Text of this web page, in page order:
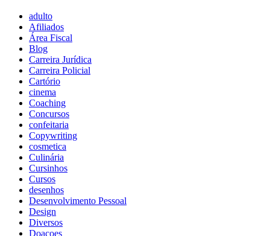
adulto
Afiliados
Área Fiscal
Blog
Carreira Jurídica
Carreira Policial
Cartório
cinema
Coaching
Concursos
confeitaria
Copywriting
cosmetica
Culinária
Cursinhos
Cursos
desenhos
Desenvolvimento Pessoal
Design
Diversos
Doaçoes